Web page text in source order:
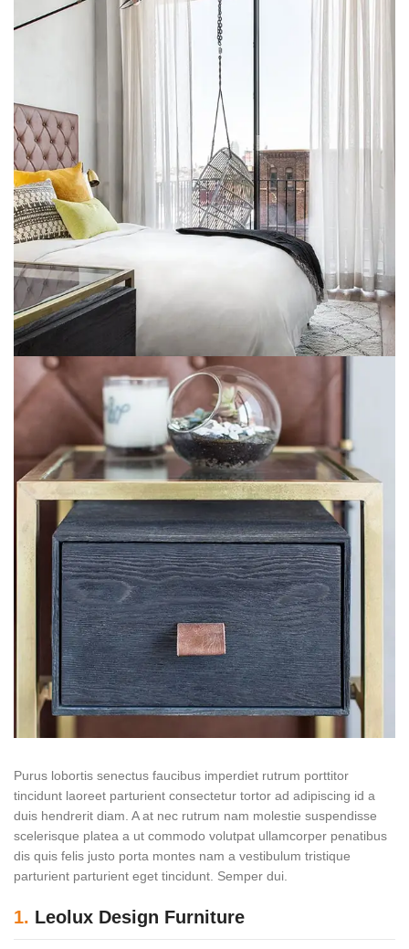
Purus lobortis senectus faucibus imperdiet rutrum porttitor
tincidunt laoreet parturient consectetur tortor ad adipiscing id a
duis hendrerit diam. A at nec rutrum nam molestie suspendisse
scelerisque platea a ut commodo volutpat ullamcorper penatibus
dis quis felis justo porta montes nam a vestibulum tristique
parturient parturient eget tincidunt. Semper dui.
1. Leolux Design Furniture